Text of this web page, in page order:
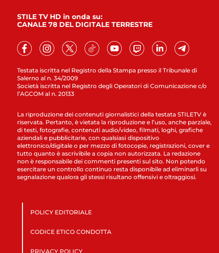
Testata iscritta nel Registro della Stampa presso il Tribunale di
Salerno al n. 34/2009
Società iscritta nel Registro degli Operatori di Comunicazione c/o
l’AGCOM al n. 20133
STILE TV HD in onda su:
CANALE 78 DEL DIGITALE TERRESTRE
La riproduzione dei contenuti giornalistici della testata STILETV è
riservata. Pertanto, è vietata la riproduzione e l’uso, anche parziale,
di testi, fotografie, contenuti audio/video, filmati, loghi, grafiche
aziendali e pubblicitarie, con qualsiasi dispositivo
elettronico/digitale o per mezzo di fotocopie, registrazioni, cover e
tutto quanto è ascrivibile a copia non autorizzata. La redazione
non è responsabile dei commenti presenti sul sito. Non potendo
esercitare un controllo continuo resta disponibile ad eliminarli su
segnalazione qualora gli stessi risultano offensivi e oltraggiosi.
POLICY EDITORIALE
CODICE ETICO CONDOTTA
PRIVACY POLICY